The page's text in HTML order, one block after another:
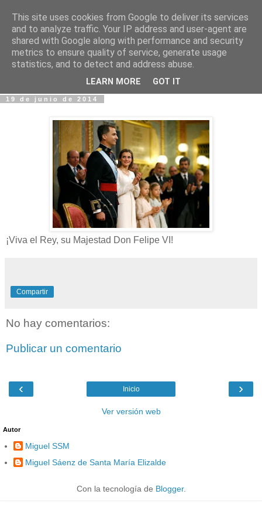
Fotos y Cosas
Miguel Sáenz de Santa María Elizalde
"Un blog es como un diario, pero sin candado".
19 de junio de 2014
¡Viva el Rey, su Majestad Don Felipe VI!
Compartir
No hay comentarios:
Publicar un comentario
‹ ›
Inicio
Ver versión web
Autor
Miguel SSM
Miguel Sáenz de Santa María Elizalde
Con la tecnología de Blogger.
This site uses cookies from Google to deliver its services
and to analyze traffic. Your IP address and user-agent are
shared with Google along with performance and security
metrics to ensure quality of service, generate usage
statistics, and to detect and address abuse.
LEARN MORE GOT IT